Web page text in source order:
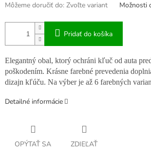
Môžeme doručiť do: Zvoľte variant Možnosti
Pridať do košíka
Elegantný obal, ktorý ochráni kľuč od auta
poškodením. Krásne farebné prevedenia
dizajn kľúču. Na výber je až 6 farebných
Detailné informácie
OPÝTAŤ SA ZDIEĽAŤ